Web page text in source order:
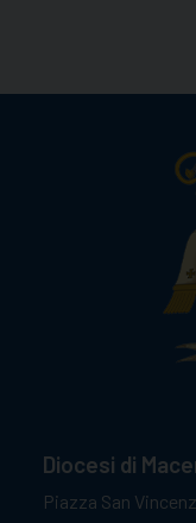
Diocesi di
Piazza San